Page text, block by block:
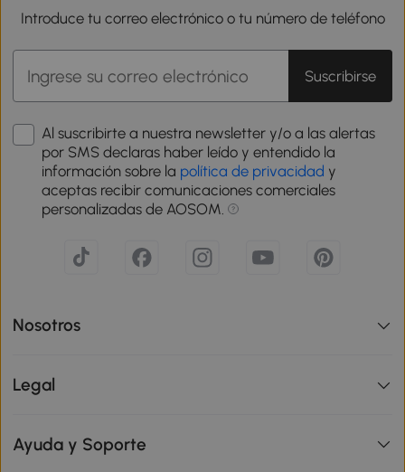
Introduce tu correo electrónico o tu número de teléfono
Suscribirse
Al suscribirte a nuestra newsletter y/o a las alertas
por SMS declaras haber leído y entendido la
información sobre la política de privacidad y
aceptas recibir comunicaciones comerciales
personalizadas de AOSOM.
Nosotros
Legal
Ayuda y Soporte